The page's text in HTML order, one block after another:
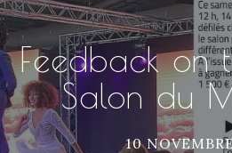
Feedback on
Salon du
10